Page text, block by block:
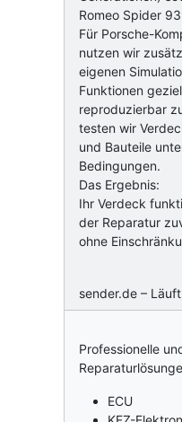
Romeo Spider
Für Porsche-
nutzen wir
eigenen
Funktionen
reproduzierbar
testen wir
und Bauteile
Bedingungen.
Das Ergebnis:
Ihr Verdeck
der Reparatur
ohne
sender.de –
Professionelle
ECU